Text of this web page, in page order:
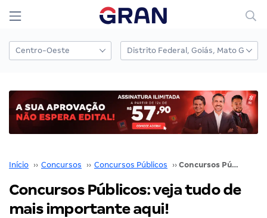
Início ›› Concursos ›› Concursos Públicos ›› Concursos Públicos: veja tudo de mais importante aqui!
Concursos Públicos: veja tudo de
mais importante aqui!